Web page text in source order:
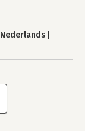
Nederlands